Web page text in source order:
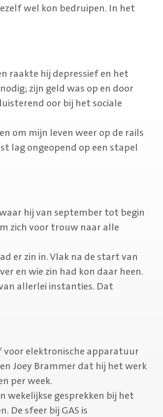
wel kon bedruipen. In het
raakte hij depressief en het
zijn geld was op en door
oor bij het sociale
om mijn leven weer op de rails
lag ongeopend op een stapel
hij van september tot begin
zich voor trouw naar alle
er zin in. Vlak na de start van
en wie zin had kon daar heen.
allerlei instanties. Dat
voor elektronische apparatuur
Joey Brammer dat hij het werk
per week.
wekelijkse gesprekken bij het
De sfeer bij GAS is